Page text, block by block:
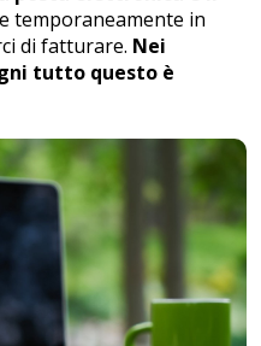
temporaneamente in
di fatturare. Nei
tutto questo è